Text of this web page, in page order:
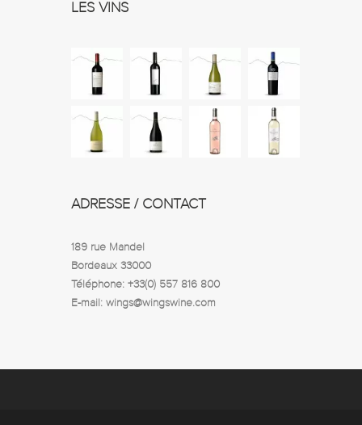
LES VINS
ADRESSE / CONTACT
189 rue Mandel
Bordeaux 33000
Téléphone: +33(0) 557 816 800
E-mail: wings@wingswine.com